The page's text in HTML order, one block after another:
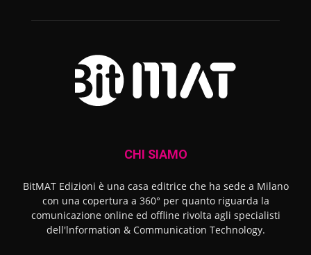
CHI SIAMO
BitMAT Edizioni è una casa editrice che ha sede a Milano
con una copertura a 360° per quanto riguarda la
comunicazione online ed offline rivolta agli specialisti
dell'lnformation & Communication Technology.